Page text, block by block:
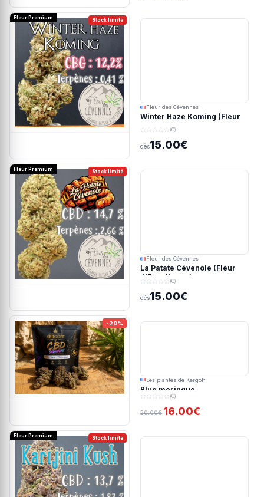
Stock limité
Fleur Premium
Fleur des Cévennes
Winter Haze Koming (Fleur
d'Excellence)
(0)
dès15.00€
Stock limité
Fleur Premium
Fleur des Cévennes
La Patate Cévenole (Fleur
d'Excellence)
(0)
dès15.00€
-20%
Les plantes de Kergoff
Blue meringue
(0)
20.00€ 16.00€
Stock limité
Fleur Premium